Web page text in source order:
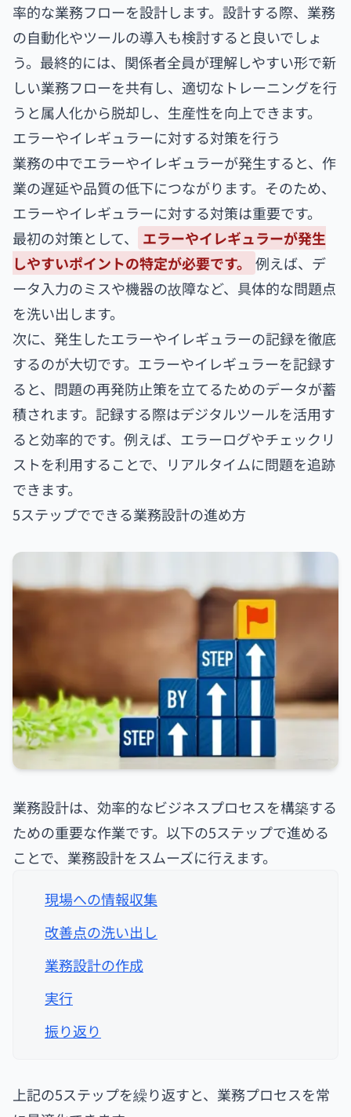
率的な業務フローを設計します。設計する際、業務
の自動化やツールの導入も検討すると良いでしょ
う。最終的には、関係者全員が理解しやすい形で新
しい業務フローを共有し、適切なトレーニングを行
うと属人化から脱却し、生産性を向上できます。
エラーやイレギュラーに対する対策を行う
業務の中でエラーやイレギュラーが発生すると、作
業の遅延や品質の低下につながります。そのため、
エラーやイレギュラーに対する対策は重要です。
最初の対策として、
エラーやイレギュラーが発生
しやすいポイントの特定が必要です。
例えば、デ
ータ入力のミスや機器の故障など、具体的な問題点
を洗い出します。
次に、発生したエラーやイレギュラーの記録を徹底
するのが大切です。エラーやイレギュラーを記録す
ると、問題の再発防止策を立てるためのデータが蓄
積されます。記録する際はデジタルツールを活用す
ると効率的です。例えば、エラーログやチェックリ
ストを利用することで、リアルタイムに問題を追跡
できます。
5ステップでできる業務設計の進め方
業務設計は、効率的なビジネスプロセスを構築する
ための重要な作業です。以下の5ステップで進める
ことで、業務設計をスムーズに行えます。
現場への情報収集
改善点の洗い出し
業務設計の作成
実行
振り返り
上記の5ステップを繰り返すと、業務プロセスを常